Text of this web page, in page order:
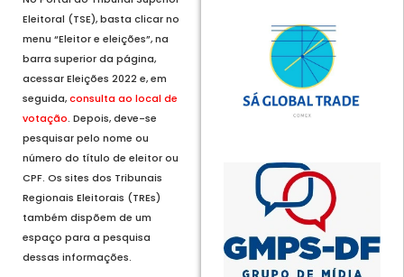
Eleitoral (TSE), basta clicar no
menu “Eleitor e eleições”, na
barra superior da página,
acessar Eleições 2022 e, em
seguida,consulta ao local de
votação. Depois, deve-se
pesquisar pelo nome ou
número do título de eleitor ou
CPF. Os sites dos Tribunais
Regionais Eleitorais (TREs)
também dispõem de um
espaço para a pesquisa
dessas informações.